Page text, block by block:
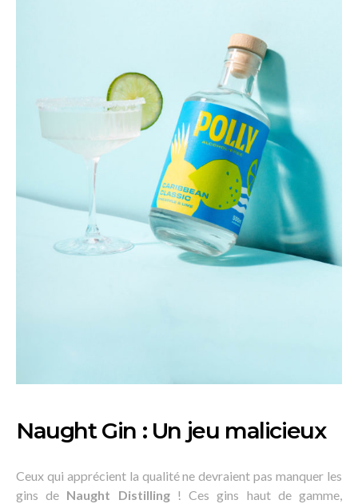
Naught Gin : Un jeu malicieux
Ceux qui apprécient la qualité ne devraient pas manquer les
gins de Naught Distilling! Ces gins haut de gamme,